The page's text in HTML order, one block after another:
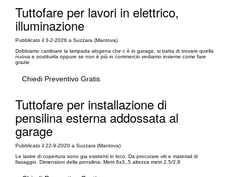
Tuttofare per lavori in elettrico,
illuminazione
Pubblicato il 3-2-2026 a Suzzara (Mantova)
Dobbiamo cambiare la lampada alogena che c è in garage, si tratta di trovare quella
nuova e sostituirla oppure se non è più in commercio vediamo insieme come fare
grazie
Chiedi Preventivo Gratis
Tuttofare per installazione di
pensilina esterna addossata al
garage
Pubblicato il 22-9-2020 a Suzzara (Mantova)
Le lastre di copertura sono gia esistenti in loco. Da procurare viti e materiali di
fissaggio. Dimensioni della pensilina: Metri 6x3,,5 altezza metri 2.5/2,8